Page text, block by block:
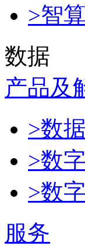
>智
数据
产品及
>数
>数
>数
服务